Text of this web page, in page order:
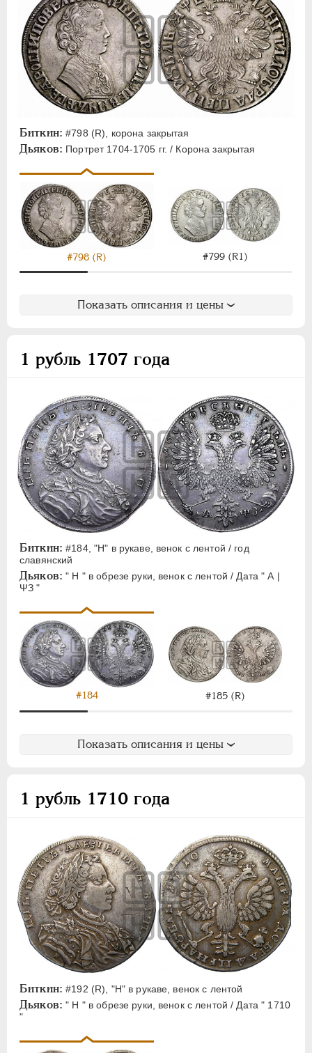
Биткин: #798 (R), корона закрытая
Дьяков: Портрет 1704-1705 гг. / Корона закрытая
#798 (R) #799 (R1)
Показать описания и цены
1 рубль 1707 года
Биткин: #184, "H" в рукаве, венок с лентой / год
славянский
Дьяков: " Н " в обрезе руки, венок с лентой / Дата " А |
ΨЗ "
#184 #185 (R)
Показать описания и цены
1 рубль 1710 года
Биткин: #192 (R), "H" в рукаве, венок с лентой
Дьяков: " Н " в обрезе руки, венок с лентой / Дата " 1710
"